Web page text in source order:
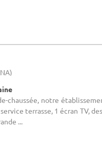
chaussée, notre
terrasse, 1 écran TV,
...